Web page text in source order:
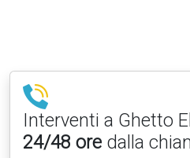
Interventi a Ghetto
24/48 ore dalla